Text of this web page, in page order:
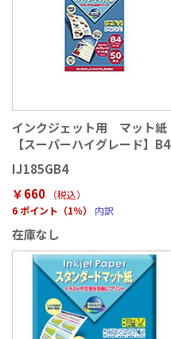
インクジェット用 マット紙
【スーパーハイグレード】B4
IJ185GB4
￥660
（税込）
6 ポイント（1％）
内訳
在庫なし